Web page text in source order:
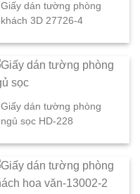
Giấy dán tường phòng
khách 3D 27726-4
Giấy dán tường phòng
ngủ sọc HD-228